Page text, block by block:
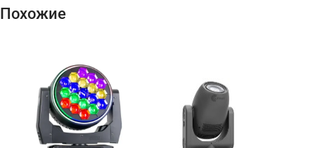
Похожие